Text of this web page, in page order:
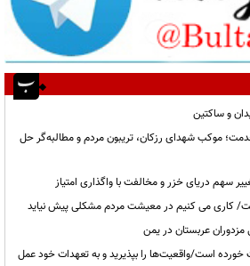
و ساکتین
موکب شهدای رزکان، تریبون مردم و مطالبه‌گر حل
سهم دریای خزر و مخالفت با واگذاری امتیاز
گرفت/ کاری می کنیم در معیشت مردم مشکلی پیش نیاید
مزدوران عربستان در یمن
است/واقعیت‌ها را بپذیرید و به تعهدات خود عمل